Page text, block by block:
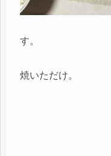
す。
焼いただけ。